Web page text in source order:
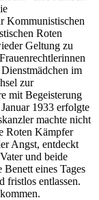
Kommunistischen
Roten
Geltung zu
im
zur
mit Begeisterung
1933 erfolgte
machte nicht
Roten Kämpfer
Angst, entdeckt
und beide
eines Tages
fristlos entlassen.